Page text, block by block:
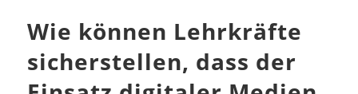
Wie können Lehrkräfte
sicherstellen, dass der